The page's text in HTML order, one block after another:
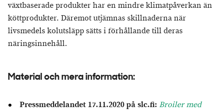
växtbaserade produkter har en mindre klimatpåverkan än
köttprodukter. Däremot utjämnas skillnaderna när
livsmedels kolutsläpp sätts i förhållande till deras
näringsinnehåll.
Material och mera information:
Pressmeddelandet 17.11.2020 på slc.fi: Broiler med